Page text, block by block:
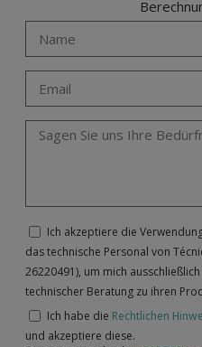
Ich akzeptiere die
das technische Personal von
26220491), um mich
technischer Beratung zu ihren
Ich habe die Rechtlichen
und akzeptiere diese.